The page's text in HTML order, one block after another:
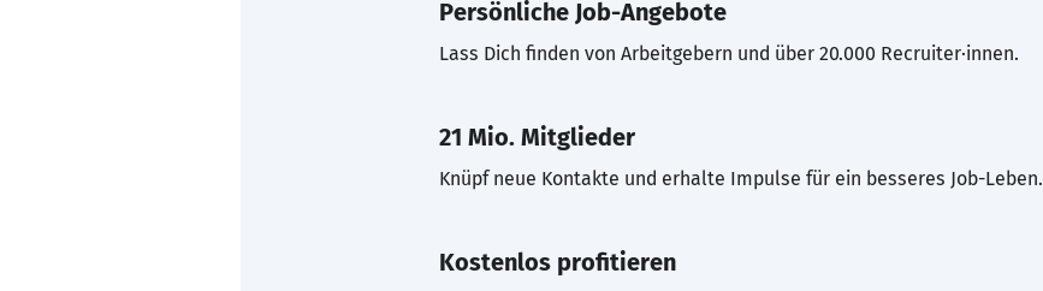
Persönliche Job-Angebote
Lass Dich finden von Arbeitgebern und über 20.000 Recruiter·innen.
21 Mio. Mitglieder
Knüpf neue Kontakte und erhalte Impulse für ein besseres Job-Leben.
Kostenlos profitieren